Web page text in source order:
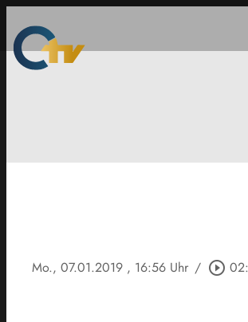
Mo., 07.01.2019 , 16:56 Uhr / play_circle_outline